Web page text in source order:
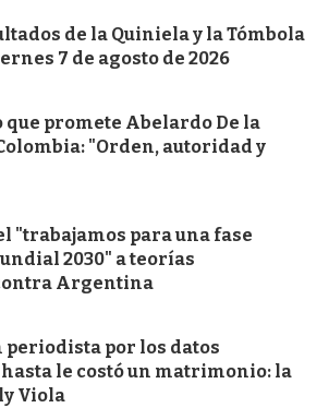
de la Quiniela y la Tómbola
7 de agosto de 2026
que promete Abelardo De la
"Orden, autoridad y
"trabajamos para una fase
2030" a teorías
Argentina
periodista por los datos
le costó un matrimonio: la
Viola